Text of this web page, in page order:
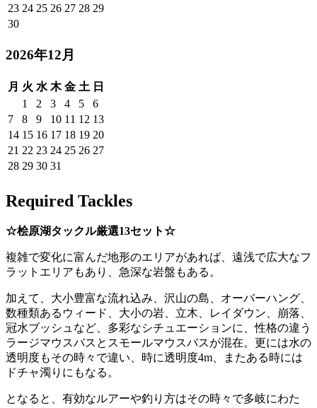
23 24 25 26 27 28 29
30
2026年12月
月 火 水 木 金 土 日
1
2 3 4 5
6
7
8 9 10 11 12 13
14 15 16 17 18 19 20
21 22 23 24 25 26 27
28 29 30 31
Required Tackles
☆桧原湖タックル厳選13セット☆
複雑で変化に富んだ地形のエリアがあれば、遠浅で広大なフ
ラットエリアもあり、急深な岩盤もある。
加えて、大小豊富な流れ込み、沢山の島、オーバーハング、
数種類あるウィード、大小の岩、立木、レイダウン、崩落、
冠水ブッシュなど、多彩なシチュエーションに、性格の違う
ラージマウスバスとスモールマウスバスが混在。更には水の
透明度もその時々で違い、時に透明度4m、またある時には
ドチャ濁りにもなる。
となると、有効なルアーや釣り方はその時々で多岐にわた